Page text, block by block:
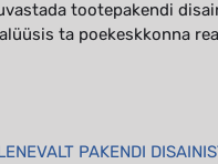
tootepakendi
ta poekeskkonna
PAKENDI